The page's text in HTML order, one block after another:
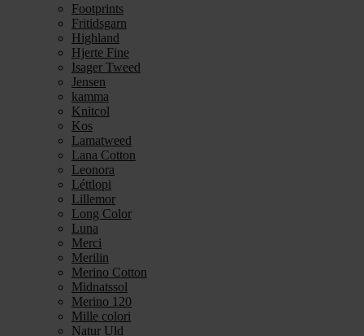
Footprints
Fritidsgarn
Highland
Hjerte Fine
Isager Tweed
Jensen
kamma
Knitcol
Kos
Lamatweed
Lana Cotton
Leonora
Léttlopi
Lillemor
Long Color
Luna
Merci
Merilin
Merino Cotton
Midnatssol
Merino 120
Mille colori
Natur Uld